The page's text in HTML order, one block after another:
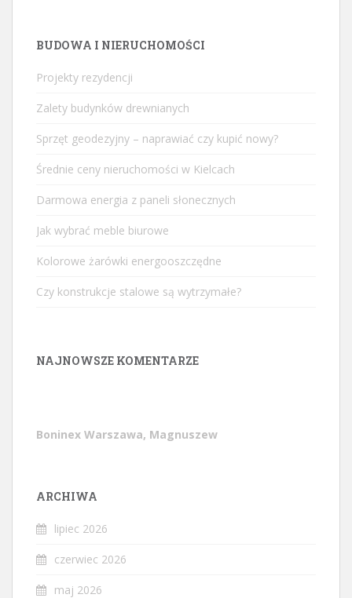
BUDOWA I NIERUCHOMOŚCI
Projekty rezydencji
Zalety budynków drewnianych
Sprzęt geodezyjny – naprawiać czy kupić nowy?
Średnie ceny nieruchomości w Kielcach
Darmowa energia z paneli słonecznych
Jak wybrać meble biurowe
Kolorowe żarówki energooszczędne
Czy konstrukcje stalowe są wytrzymałe?
NAJNOWSZE KOMENTARZE
Boninex Warszawa, Magnuszew
ARCHIWA
lipiec 2026
czerwiec 2026
maj 2026